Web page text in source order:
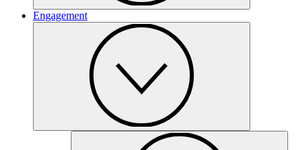
Engagement